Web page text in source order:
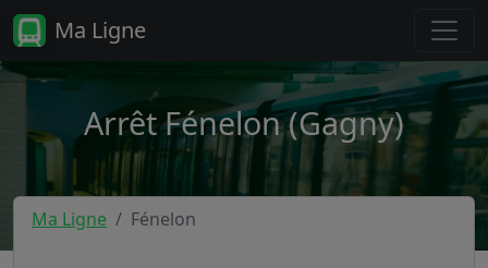
Ma Ligne
Arrêt Fénelon (Gagny)
Ma Ligne Fénelon